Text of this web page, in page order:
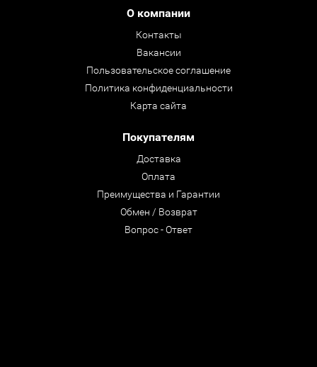
О компании
Контакты
Вакансии
Пользовательское соглашение
Политика конфиденциальности
Карта сайта
Покупателям
Доставка
Оплата
Преимущества и Гарантии
Обмен / Возврат
Вопрос - Ответ